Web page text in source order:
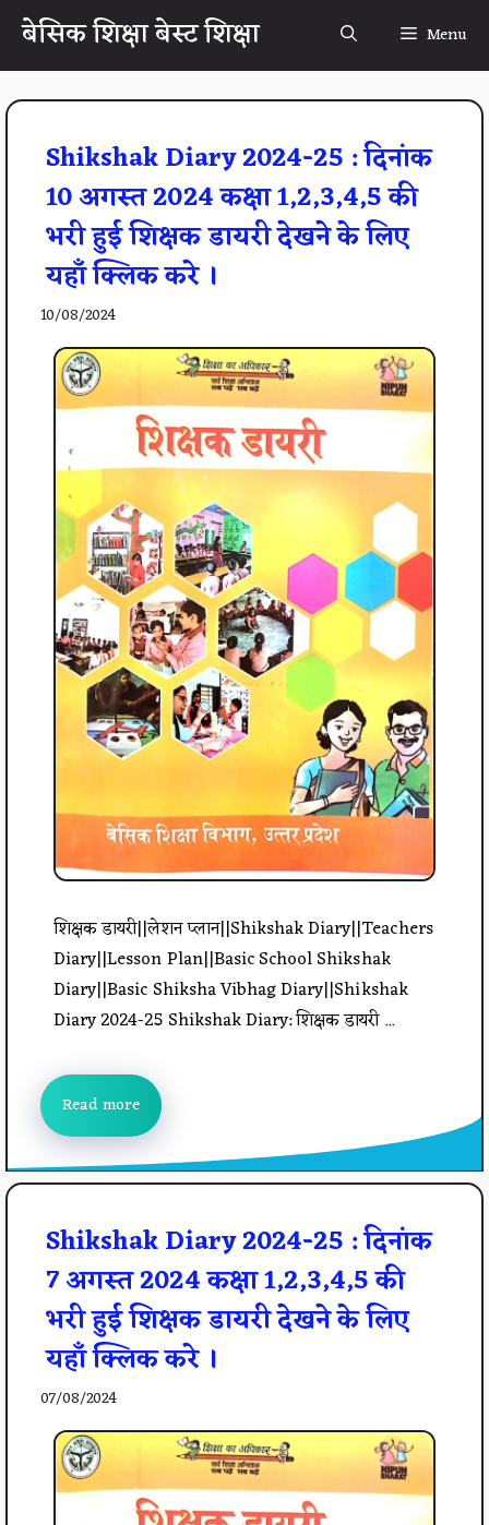
Skipबेसिक शिक्षा बेस्ट शिक्षा Menu
Shikshak Diary 2024-25 : दिनांक
10 अगस्त 2024 कक्षा 1,2,3,4,5 की
भरी हुई शिक्षक डायरी देखने के लिए
यहाँ क्लिक करे ।
10/08/2024
शिक्षक डायरी||लेशन प्लान||Shikshak Diary||Teachers
Diary||Lesson Plan||Basic School Shikshak
Diary||Basic Shiksha Vibhag Diary||Shikshak
Diary 2024-25 Shikshak Diary: शिक्षक डायरी ...
Read more
Shikshak Diary 2024-25 : दिनांक
7 अगस्त 2024 कक्षा 1,2,3,4,5 की
भरी हुई शिक्षक डायरी देखने के लिए
यहाँ क्लिक करे ।
07/08/2024